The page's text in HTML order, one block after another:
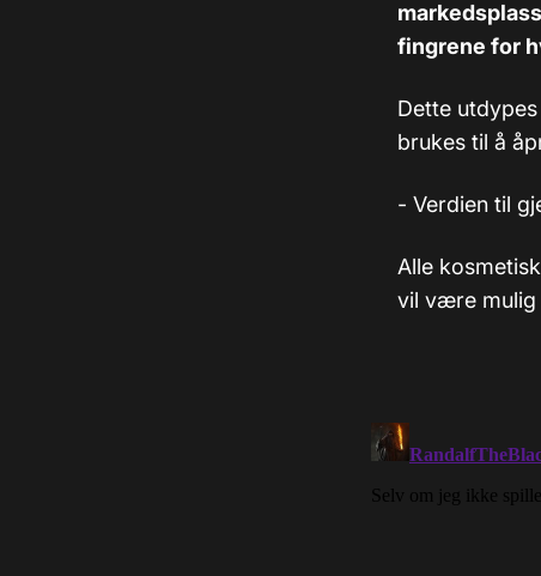
fingrene for
Dette
brukes til å
- Verdien til
Alle
vil være mulig